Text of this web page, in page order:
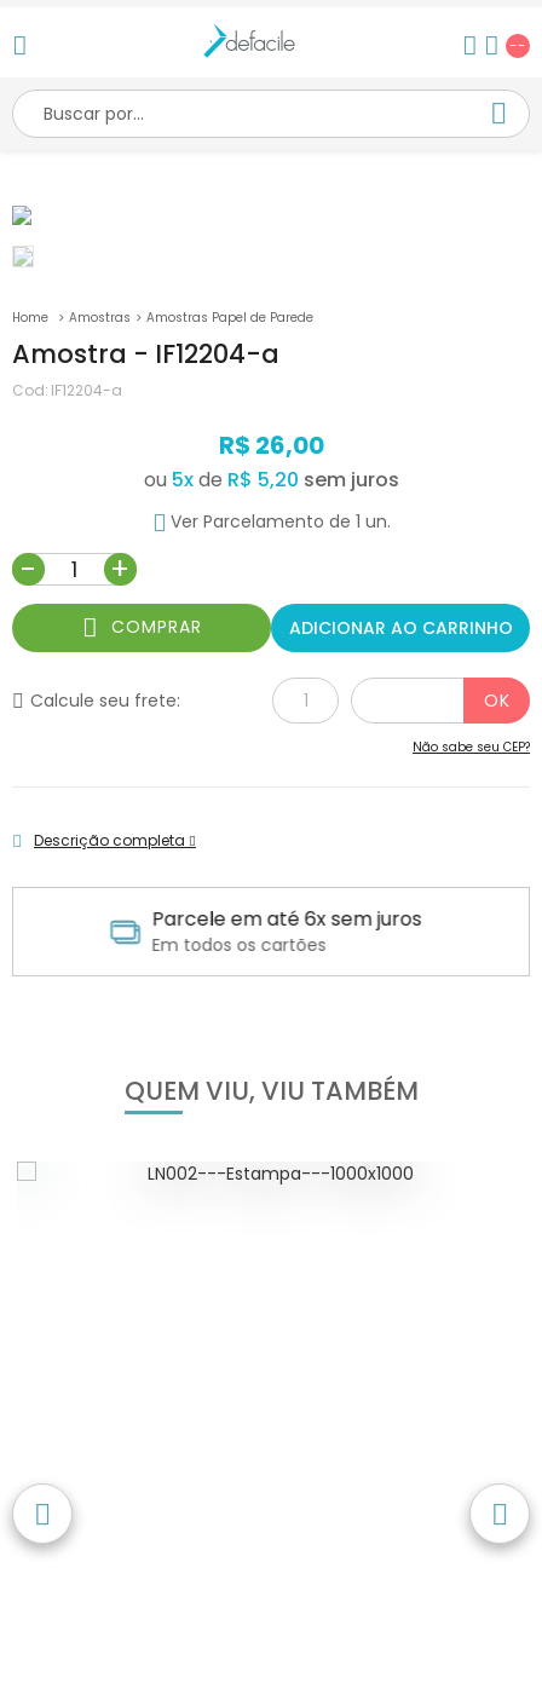
--
Amostras Amostras Papel de Parede
Amostra - IF12204-a
Cod: IF12204-a
R$ 26,00
ou 5xde R$ 5,20
Ver Parcelamento de 1 un.
- +
COMPRAR ADICIONAR AO CARRINHO
Calcule seu frete:
Não sabe seu CEP?
Descrição completa
Parcele em até 6x sem juros
Em todos os cartões
QUEM VIU, VIU TAMBÉM